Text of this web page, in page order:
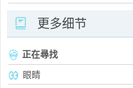
更多细节
正在尋找
眼睛